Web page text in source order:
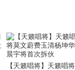
【天籁唱将】天籁唱将